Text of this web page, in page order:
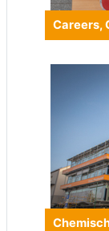
Careers,